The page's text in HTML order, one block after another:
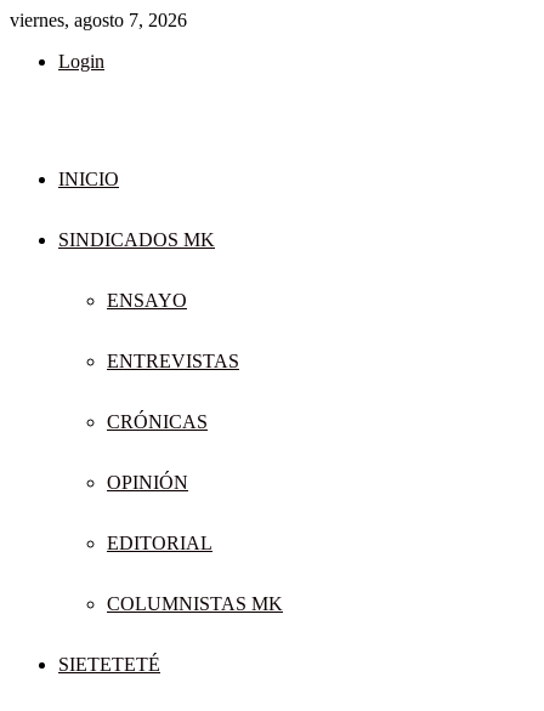
viernes, agosto 7, 2026
Login
INICIO
SINDICADOS MK
ENSAYO
ENTREVISTAS
CRÓNICAS
OPINIÓN
EDITORIAL
COLUMNISTAS MK
SIETETETÉ